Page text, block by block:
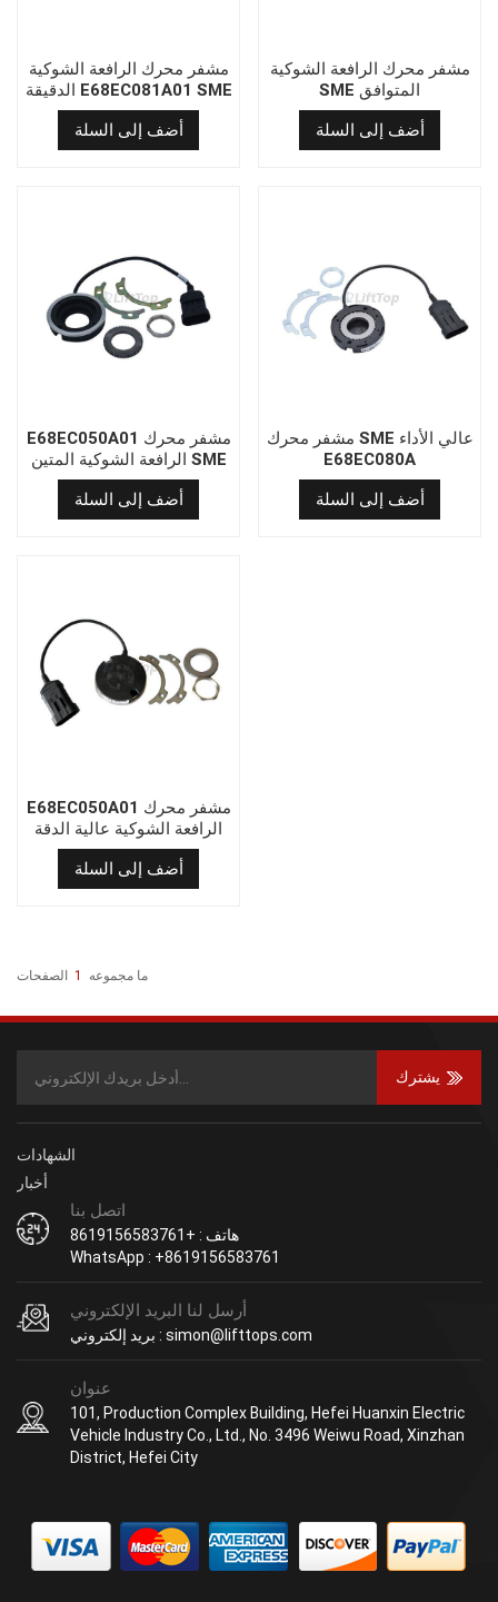
مشفر محرك الرافعة الشوكية
الدقيقة E68EC081A01 SME
أضف إلى السلة
مشفر محرك الرافعة الشوكية
SME المتوافق
E68EC067A01
أضف إلى السلة
E68EC050A01 مشفر محرك
الرافعة الشوكية المتين SME
أضف إلى السلة
مشفر محرك SME عالي الأداء
E68EC080A
أضف إلى السلة
E68EC050A01 مشفر محرك
الرافعة الشوكية عالية الدقة
SME
أضف إلى السلة
ما مجموعه 1 الصفحات
يشترك
الشهادات
أخبار
اتصل بنا
هاتف : +8619156583761
WhatsApp : +8619156583761
أرسل لنا البريد الإلكتروني
بريد إلكتروني : simon@lifttops.com
عنوان
101, Production Complex Building, Hefei Huanxin Electric
Vehicle Industry Co., Ltd., No. 3496 Weiwu Road, Xinzhan
District, Hefei City